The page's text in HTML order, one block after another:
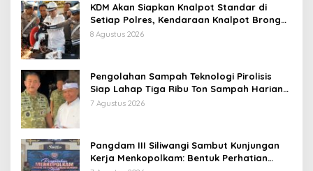
KDM Akan Siapkan Knalpot Standar di
Setiap Polres, Kendaraan Knalpot Brong
Tertangkap Langsung Ganti
8 Agustus 2026
Pengolahan Sampah Teknologi Pirolisis
Siap Lahap Tiga Ribu Ton Sampah Harian
Jawa Barat
7 Agustus 2026
Pangdam III Siliwangi Sambut Kunjungan
Kerja Menkopolkam: Bentuk Perhatian